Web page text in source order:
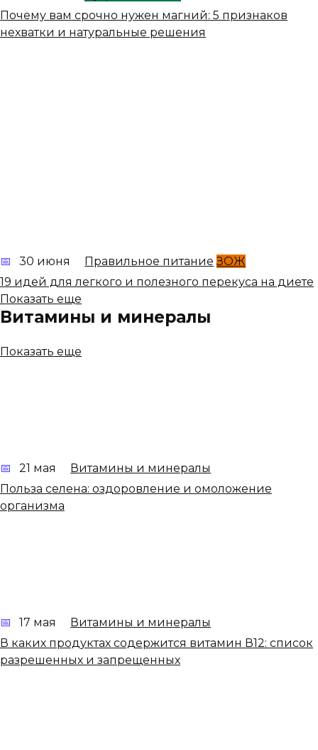
Почему вам срочно нужен магний: 5 признаков
нехватки и натуральные решения
30 июня Правильное питание ЗОЖ
19 идей для легкого и полезного перекуса на диете
Показать еще
Витамины и минералы
Показать еще
21 мая
Витамины и минералы
Польза селена: оздоровление и омоложение
организма
17 мая
Витамины и минералы
В каких продуктах содержится витамин В12: список
разрешенных и запрещенных